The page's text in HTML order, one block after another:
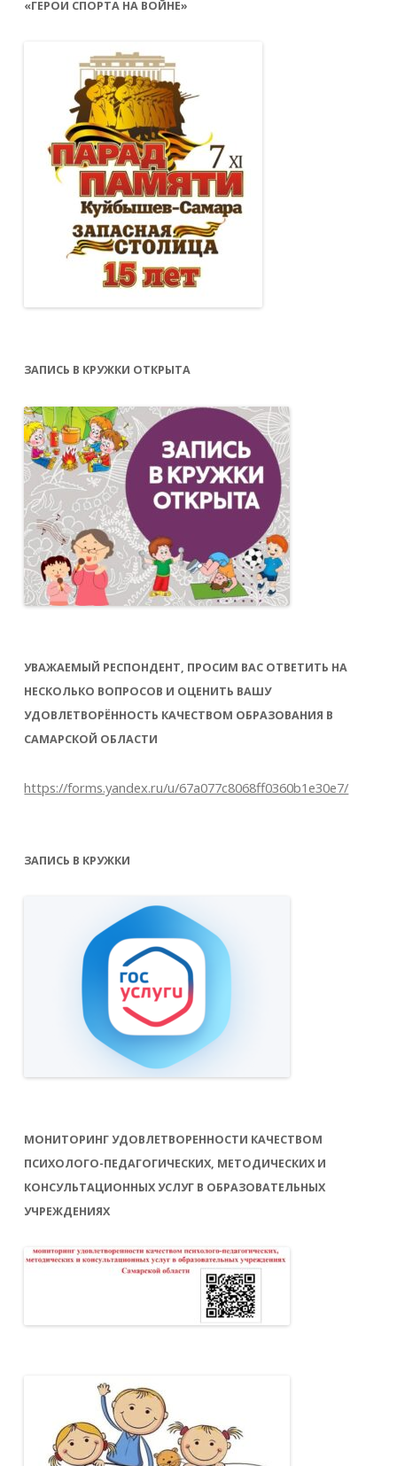
«ГЕРОИ СПОРТА НА ВОЙНЕ»
ЗАПИСЬ В КРУЖКИ ОТКРЫТА
УВАЖАЕМЫЙ РЕСПОНДЕНТ, ПРОСИМ ВАС ОТВЕТИТЬ НА
НЕСКОЛЬКО ВОПРОСОВ И ОЦЕНИТЬ ВАШУ
УДОВЛЕТВОРЁННОСТЬ КАЧЕСТВОМ ОБРАЗОВАНИЯ В
САМАРСКОЙ ОБЛАСТИ
https://forms.yandex.ru/u/67a077c8068ff0360b1e30e7/
ЗАПИСЬ В КРУЖКИ
МОНИТОРИНГ УДОВЛЕТВОРЕННОСТИ КАЧЕСТВОМ
ПСИХОЛОГО-ПЕДАГОГИЧЕСКИХ, МЕТОДИЧЕСКИХ И
КОНСУЛЬТАЦИОННЫХ УСЛУГ В ОБРАЗОВАТЕЛЬНЫХ
УЧРЕЖДЕНИЯХ